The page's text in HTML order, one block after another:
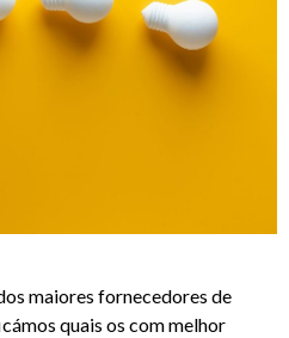
maiores fornecedores de
quais os com melhor